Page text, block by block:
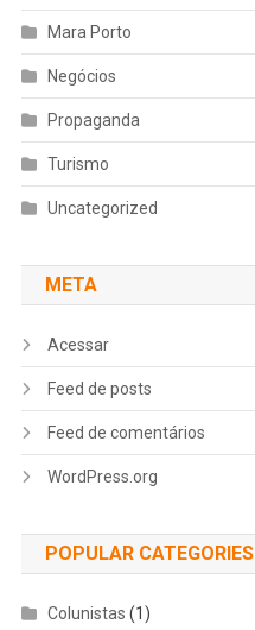
Mara Porto
Negócios
Propaganda
Turismo
Uncategorized
META
Acessar
Feed de posts
Feed de comentários
WordPress.org
POPULAR CATEGORIES
Colunistas (1)